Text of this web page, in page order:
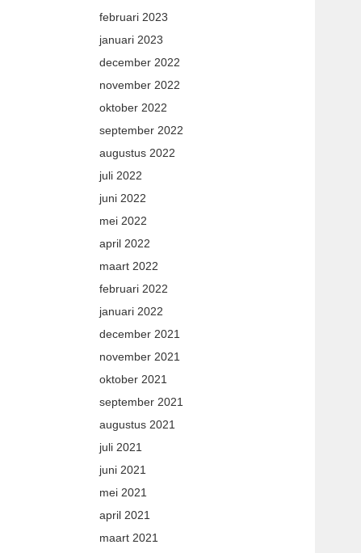
februari 2023
januari 2023
december 2022
november 2022
oktober 2022
september 2022
augustus 2022
juli 2022
juni 2022
mei 2022
april 2022
maart 2022
februari 2022
januari 2022
december 2021
november 2021
oktober 2021
september 2021
augustus 2021
juli 2021
juni 2021
mei 2021
april 2021
maart 2021